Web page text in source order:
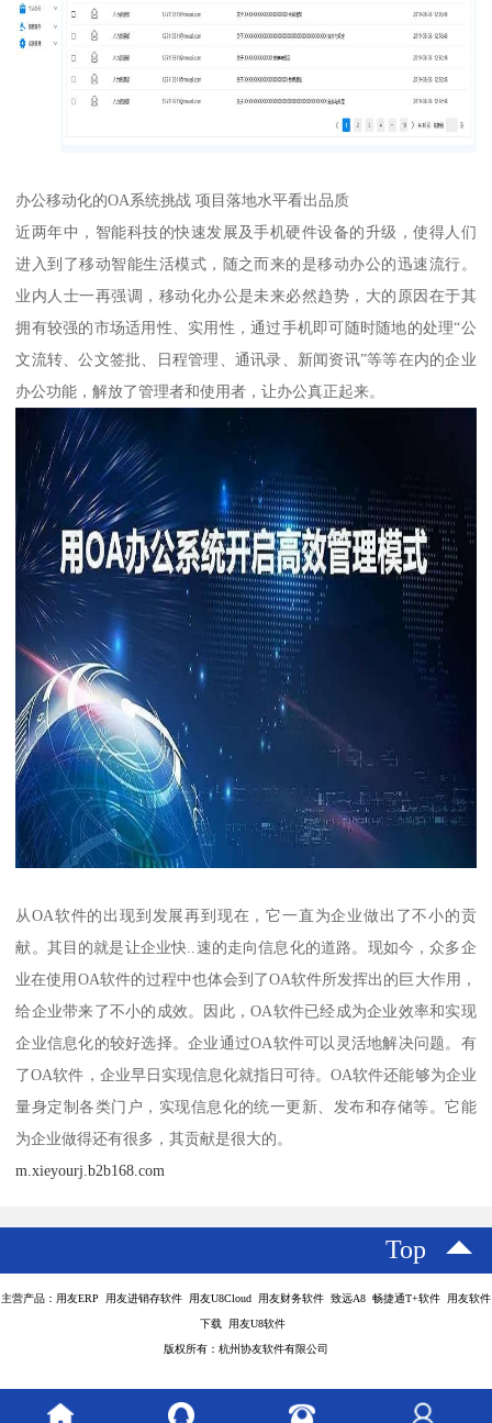
办公移动化的OA系统挑战 项目落地水平看出品质
近两年中，智能科技的快速发展及手机硬件设备的升级，使得人们
进入到了移动智能生活模式，随之而来的是移动办公的迅速流行。
业内人士一再强调，移动化办公是未来必然趋势，大的原因在于其
拥有较强的市场适用性、实用性，通过手机即可随时随地的处理“公
文流转、公文签批、日程管理、通讯录、新闻资讯”等等在内的企业
办公功能，解放了管理者和使用者，让办公真正起来。
从OA软件的出现到发展再到现在，它一直为企业做出了不小的贡
献。其目的就是让企业快..速的走向信息化的道路。现如今，众多企
业在使用OA软件的过程中也体会到了OA软件所发挥出的巨大作用，
给企业带来了不小的成效。因此，OA软件已经成为企业效率和实现
企业信息化的较好选择。企业通过OA软件可以灵活地解决问题。有
了OA软件，企业早日实现信息化就指日可待。OA软件还能够为企业
量身定制各类门户，实现信息化的统一更新、发布和存储等。它能
为企业做得还有很多，其贡献是很大的。
m.xieyourj.b2b168.com
Top
主营产品：用友ERP 用友进销存软件 用友U8Cloud 用友财务软件 致远A8 畅捷通T+软件 用友软件
下载 用友U8软件
版权所有：杭州协友软件有限公司